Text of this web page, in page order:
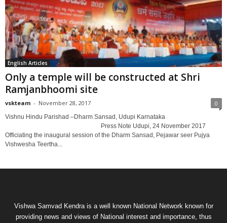
English Articles
Only a temple will be constructed at Shri
Ramjanbhoomi site
vskteam - November 28, 2017 0
Vishnu Hindu Parishad –Dharm Sansad, Udupi Karnataka
Press Note Udupi, 24 November 2017
Officiating the inaugural session of the Dharm Sansad, Pejawar seer Pujya
Vishwesha Teertha...
Vishwa Samvad Kendra is a well known National Network known for
providing news and views of National interest and importance, thus